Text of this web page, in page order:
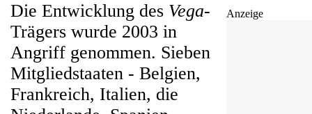
Anzeige
Die Entwicklung des Vega-
Trägers wurde 2003 in
Angriff genommen. Sieben
Mitgliedstaaten - Belgien,
Frankreich, Italien, die